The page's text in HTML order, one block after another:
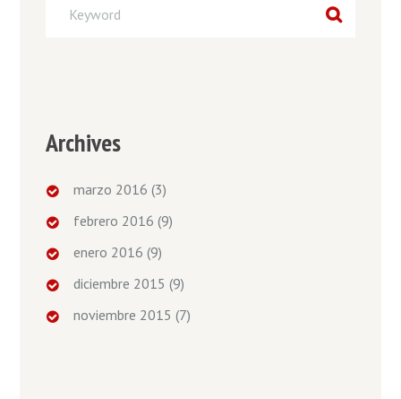
Archives
marzo 2016 (3)
febrero 2016 (9)
enero 2016 (9)
diciembre 2015 (9)
noviembre 2015 (7)